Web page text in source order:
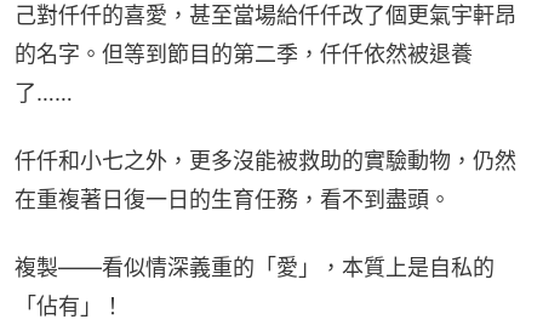
己對仟仟的喜愛，甚至當場給仟仟改了個更氣宇軒昂
的名字。但等到節目的第二季，仟仟依然被退養
了……
仟仟和小七之外，更多沒能被救助的實驗動物，仍然
在重複著日復一日的生育任務，看不到盡頭。
複製——看似情深義重的「愛」，本質上是自私的
「佔有」！